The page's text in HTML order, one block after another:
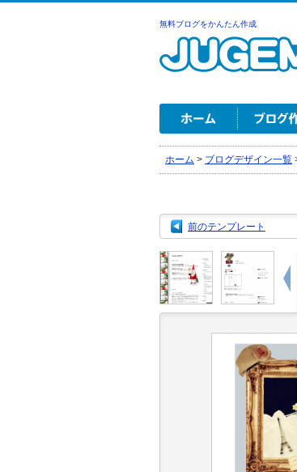
無料ブログをかんたん作成
ホーム > ブログデザイン一覧
前のテンプレート